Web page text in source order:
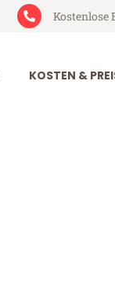
Kostenlose
KOSTEN &